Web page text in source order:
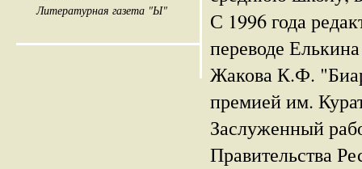
Литературная газета "Ы"
С 1996 года
переводе
Жакова К.Ф.
премией им.
Заслуженный
Правительства